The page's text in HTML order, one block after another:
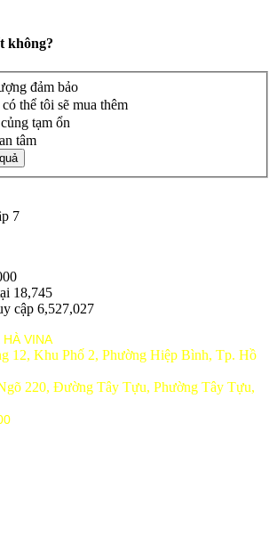
không?
đảm bảo
thể tôi sẽ mua thêm
tạm ổn
tâm
7
18,745
cập 6,527,027
VINA
12, Khu Phố 2, Phường Hiệp Bình, Tp. Hồ
220, Đường Tây Tựu, Phường Tây Tựu,